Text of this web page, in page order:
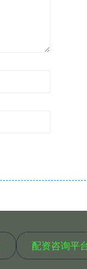
配资咨询平